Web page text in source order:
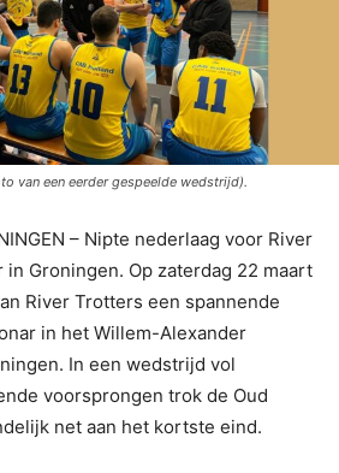
van een eerder gespeelde wedstrijd).
– Nipte nederlaag voor River
Groningen. Op zaterdag 22 maart
River Trotters een spannende
in het Willem-Alexander
In een wedstrijd vol
voorsprongen trok de Oud
net aan het kortste eind.